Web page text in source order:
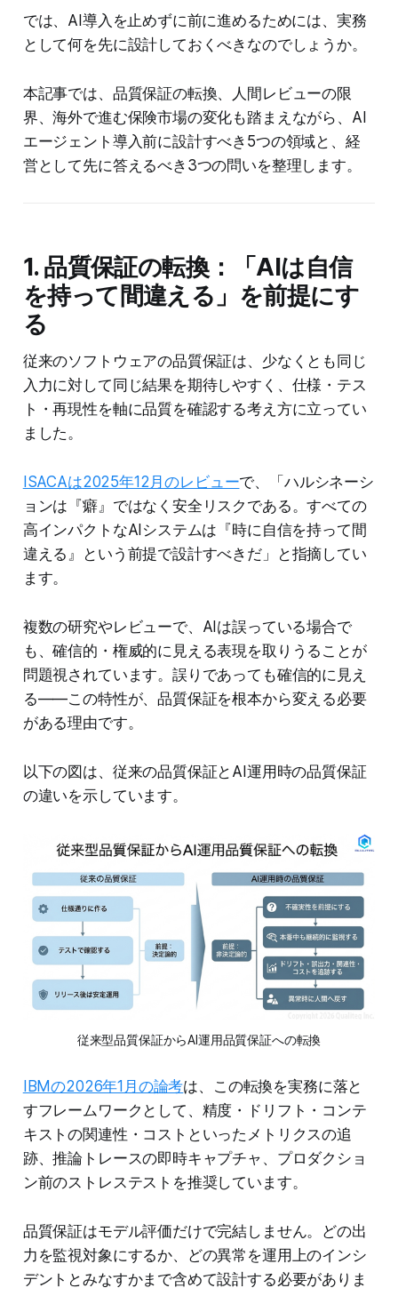
では、AI導入を止めずに前に進めるためには、実務
として何を先に設計しておくべきなのでしょうか。
本記事では、品質保証の転換、人間レビューの限
界、海外で進む保険市場の変化も踏まえながら、AI
エージェント導入前に設計すべき5つの領域と、経
営として先に答えるべき3つの問いを整理します。
1. 品質保証の転換：「AIは自信
を持って間違える」を前提にす
る
従来のソフトウェアの品質保証は、少なくとも同じ
入力に対して同じ結果を期待しやすく、仕様・テス
ト・再現性を軸に品質を確認する考え方に立ってい
ました。
ISACAは2025年12月のレビューで、「ハルシネーシ
ョンは『癖』ではなく安全リスクである。すべての
高インパクトなAIシステムは『時に自信を持って間
違える』という前提で設計すべきだ」と指摘してい
ます。
複数の研究やレビューで、AIは誤っている場合で
も、確信的・権威的に見える表現を取りうることが
問題視されています。誤りであっても確信的に見え
る——この特性が、品質保証を根本から変える必要
がある理由です。
以下の図は、従来の品質保証とAI運用時の品質保証
の違いを示しています。
従来型品質保証からAI運用品質保証への転換
IBMの2026年1月の論考は、この転換を実務に落と
すフレームワークとして、精度・ドリフト・コンテ
キストの関連性・コストといったメトリクスの追
跡、推論トレースの即時キャプチャ、プロダクショ
ン前のストレステストを推奨しています。
品質保証はモデル評価だけで完結しません。どの出
力を監視対象にするか、どの異常を運用上のインシ
デントとみなすかまで含めて設計する必要がありま